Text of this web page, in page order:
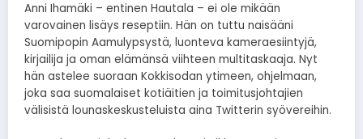
Anni Ihamäki – entinen Hautala – ei ole mikään
varovainen lisäys reseptiin. Hän on tuttu naisääni
Suomipopin Aamulypsystä, luonteva kameraesiintyjä,
kirjailija ja oman elämänsä viihteen multitaskaaja. Nyt
hän astelee suoraan Kokkisodan ytimeen, ohjelmaan,
joka saa suomalaiset kotiäitien ja toimitusjohtajien
välisistä lounaskeskusteluista aina Twitterin syövereihin.